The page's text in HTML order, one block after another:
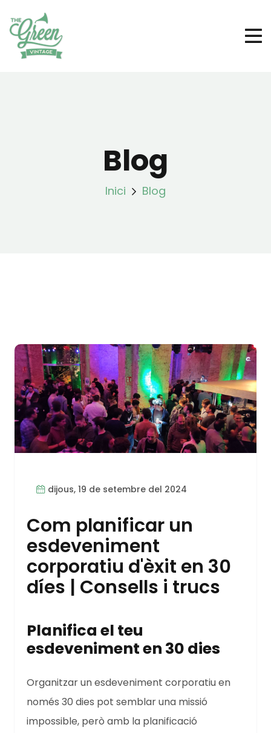
Blog
Inici Blog
dijous, 19 de setembre del 2024
Com planificar un
esdeveniment
corporatiu d'èxit en 30
díes | Consells i trucs
Planifica el teu
esdeveniment en 30 dies
Organitzar un esdeveniment corporatiu en
només 30 dies pot semblar una missió
impossible, però amb la planificació